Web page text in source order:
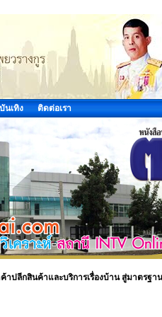
นเทิง ติดต่อเรา
าปลีกสินค้าและบริการเรื่องบ้าน สู่มาตรฐาน